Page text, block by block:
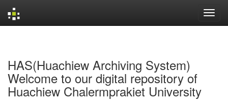
HAS(Huachiew Archiving System)
Welcome to our digital repository of
Huachiew Chalermprakiet University